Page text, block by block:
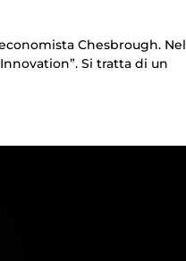
Chesbrough. Nel
Si tratta di un